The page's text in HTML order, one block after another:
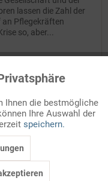
lassen die Zahl der
Pflegekräften
so, aber...
Aktiv
Inaktiv
Ihnen die bestmögliche
Ihre Auswahl der
speichern.